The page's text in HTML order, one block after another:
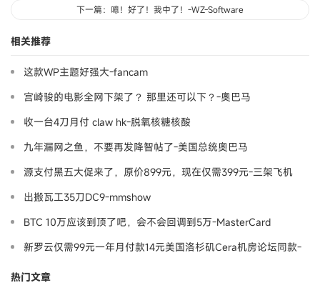
下一篇：噫！好了！我中了！-WZ-Software
相关推荐
这款WP主题好强大-fancam
宫崎骏的电影全网下架了？ 那里还可以下？-奧巴马
收一台4刀月付 claw hk-脱氧核糖核酸
九年漏网之鱼，不要再发降智帖了-美国总统奥巴马
源支付黑五大促来了，原价899元，现在仅需399元-三架飞机
出搬瓦工35刀DC9-mmshow
BTC 10万应该到顶了吧，会不会回调到5万-MasterCard
新罗云仅需99元一年月付款14元美国洛杉矶Cera机房论坛同款-
热门文章